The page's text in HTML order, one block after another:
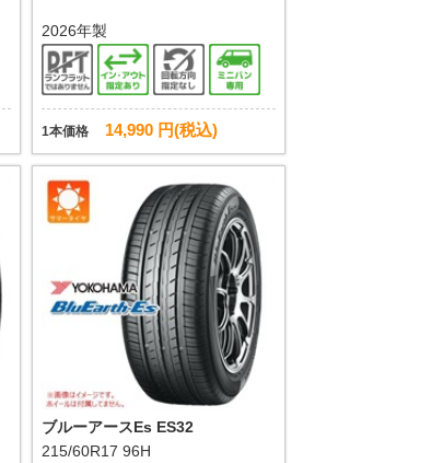
2026年製
1本価格 14,990 円(税込)
ブルーアースEs ES32
215/60R17 96H